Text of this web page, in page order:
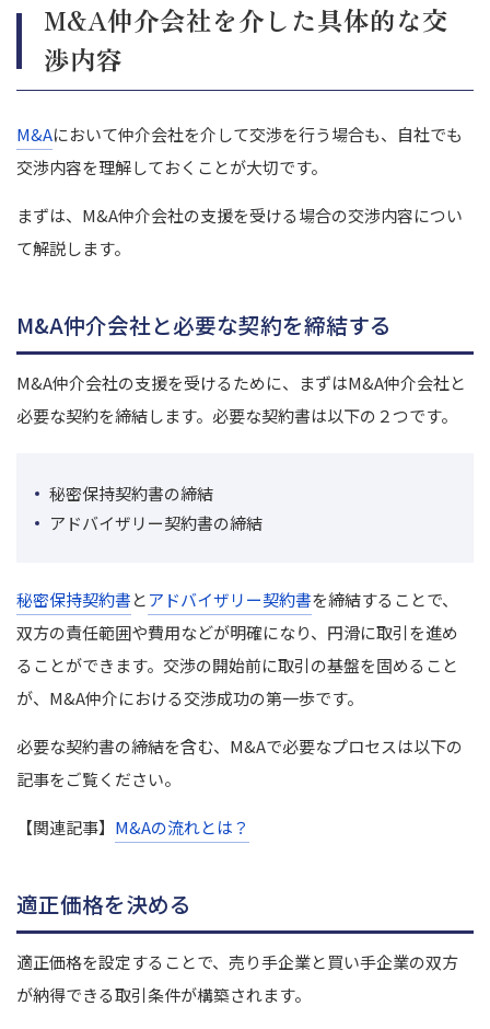
M&A仲介会社を介した具体的な交
渉内容
M&Aにおいて仲介会社を介して交渉を行う場合も、自社でも
交渉内容を理解しておくことが大切です。
まずは、M&A仲介会社の支援を受ける場合の交渉内容につい
て解説します。
M&A仲介会社と必要な契約を締結する
M&A仲介会社の支援を受けるために、まずはM&A仲介会社と
必要な契約を締結します。必要な契約書は以下の２つです。
秘密保持契約書の締結
アドバイザリー契約書の締結
秘密保持契約書とアドバイザリー契約書を締結することで、
双方の責任範囲や費用などが明確になり、円滑に取引を進め
ることができます。交渉の開始前に取引の基盤を固めること
が、M&A仲介における交渉成功の第一歩です。
必要な契約書の締結を含む、M&Aで必要なプロセスは以下の
記事をご覧ください。
【関連記事】 M&Aの流れとは？
適正価格を決める
適正価格を設定することで、売り手企業と買い手企業の双方
が納得できる取引条件が構築されます。